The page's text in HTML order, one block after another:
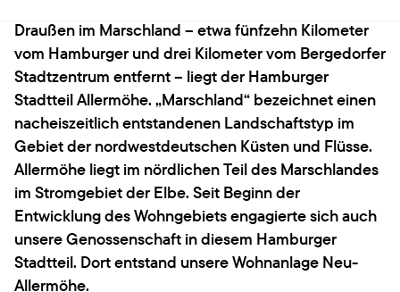
Draußen im Marschland – etwa fünfzehn Kilometer
vom Hamburger und drei Kilometer vom Bergedorfer
Stadtzentrum entfernt – liegt der Hamburger
Stadtteil Allermöhe. „Marschland“ bezeichnet einen
nacheiszeitlich entstandenen Landschaftstyp im
Gebiet der nordwestdeutschen Küsten und Flüsse.
Allermöhe liegt im nördlichen Teil des Marschlandes
im Stromgebiet der Elbe. Seit Beginn der
Entwicklung des Wohngebiets engagierte sich auch
unsere Genossenschaft in diesem Hamburger
Stadtteil. Dort entstand unsere Wohnanlage Neu-
Allermöhe.